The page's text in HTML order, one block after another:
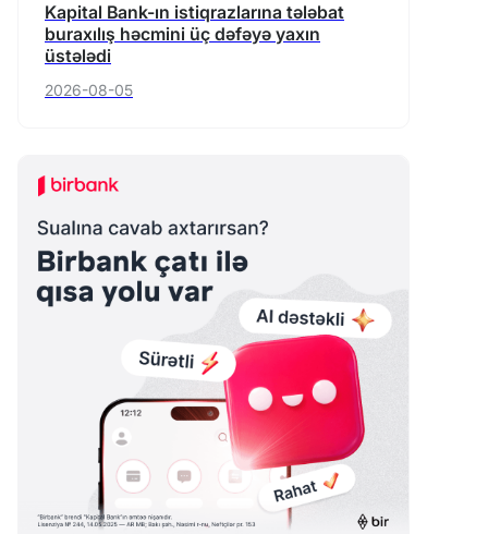
Kapital Bank-ın istiqrazlarına tələbat
buraxılış həcmini üç dəfəyə yaxın
üstələdi
2026-08-05